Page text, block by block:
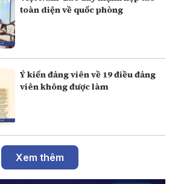
toàn diện về quốc phòng
Ý kiến đảng viên về 19 điều đảng
viên không được làm
Xem thêm